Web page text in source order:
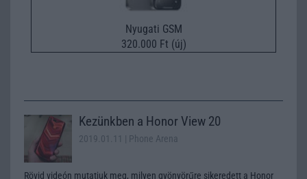
Nyugati GSM
320.000 Ft (új)
Kezünkben a Honor View 20
2019.01.11 | Phone Arena
Rövid videón mutatjuk meg, milyen gyönyörűre sikeredett a Honor